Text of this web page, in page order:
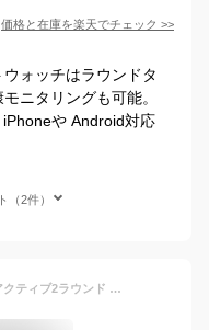
価格と在庫を楽天でチェック >>
ォッチはラウンドタ
ニタリングも可能。
や Android対応
（2件）
スマートウォッチ アマズフィット アクティブ2ラウンド Amazfit Active 2 Round 【取説サービス】 腕時計 iPhone android対応 AI音声操作 音声通話 通知機能 GPS オフラインマップ対応 AMOLEDディスプレイ 10日間ロングバッテリー 【在庫あり】